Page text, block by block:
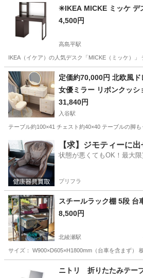
神奈川 藤沢市 ✳️IKEA MICKE ミッケ デ
4,500円
高島平駅
IKEA（イケア）の人気デスク「MICKE（ミッケ）
東京 板橋区 高島平駅 テーブル
定価約70,000円 北欧風
女優ミラー リボンクッシ
石 100cmテーブル
31,840円
入谷駅
テーブル約100×41 チェスト約40×40 テーブルの脚
東京 台東区 入谷駅 ドレッサー
【求】ジモティーに
状態が悪くてもOK！最大
プリフラ
スチールラック棚 5段 台
8,500円
北綾瀬駅
サイズ： W900×D605×H1800mm（台車を含まず）
北綾瀬駅 収納家具 台
ニトリ 折りたたみテー